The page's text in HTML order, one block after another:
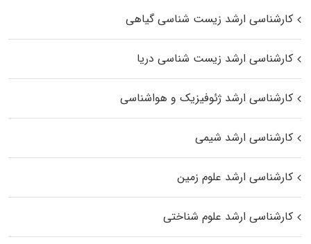
کارشناسی ارشد زیست‌ شناسی گیاهی
کارشناسی ارشد زیست‌ شناسی دریا
کارشناسی ارشد ژئوفیزیک و هواشناسی
کارشناسی ارشد شیمی
کارشناسی ارشد علوم زمین
کارشناسی ارشد علوم شناختی